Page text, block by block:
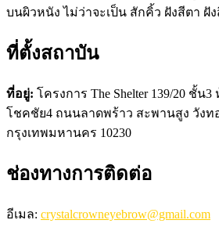
บนผิวหนัง ไม่ว่าจะเป็น สักคิ้ว ฝังสีตา ฝั
ที่ตั้งสถาบัน
ที่อยู่: โครงการ The Shelter 139/20 ชั้น3
โชคชัย4 ถนนลาดพร้าว สะพานสูง วังท
กรุงเทพมหานคร 10230
ช่องทางการติดต่อ
อีเมล: crystalcrowneyebrow@gmail.com